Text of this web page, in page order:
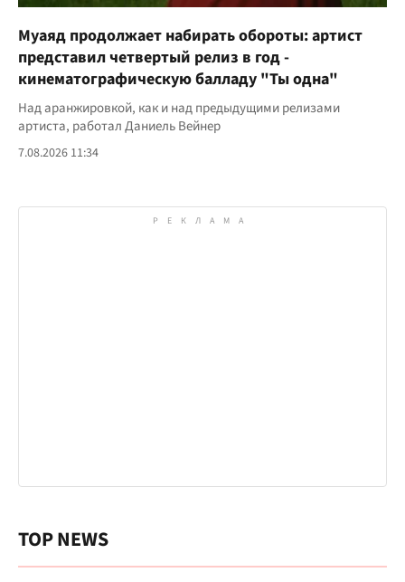
Муаяд продолжает набирать обороты: артист
представил четвертый релиз в год -
кинематографическую балладу "Ты одна"
Над аранжировкой, как и над предыдущими релизами
артиста, работал Даниель Вейнер
7.08.2026 11:34
TOP NEWS